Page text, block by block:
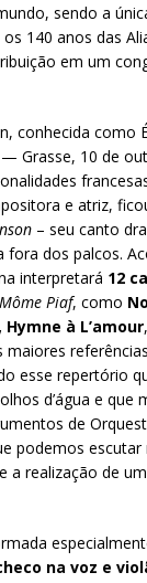
sendo a
140 anos das
em um
conhecida como
Grasse, 10 de
e atriz,
– seu canto
fora dos palcos.
interpretará 12
Piaf, como
Hymne à L’amour
maiores
esse repertório
d’água e que
de
podemos escutar
a realização de
na voz e